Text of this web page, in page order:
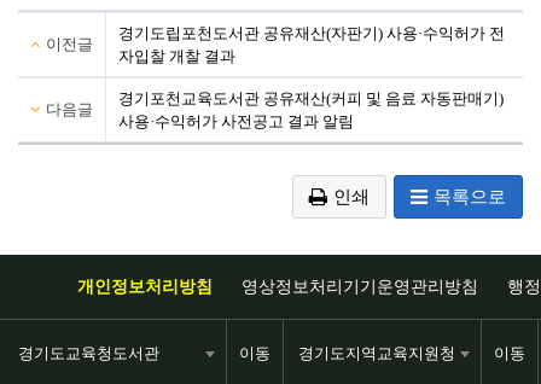
이전글
경기도립포천도서관 공유재산(자판기) 사용·수익허가 전
자입찰 개찰 결과
다음글
경기포천교육도서관 공유재산(커피 및 음료 자동판매기)
사용·수익허가 사전공고 결과 알림
인쇄 목록으로
개인정보처리방침 영상정보처리기기운영관리방침 행
경기도교육청도서관 이동 경기도지역교육지원청 이동